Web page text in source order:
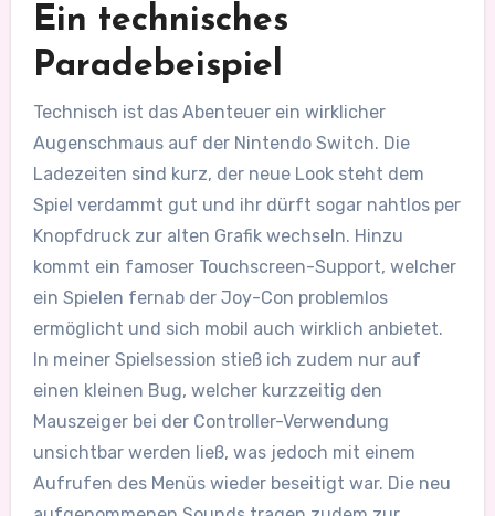
Ein technisches
Paradebeispiel
Technisch ist das Abenteuer ein wirklicher
Augenschmaus auf der Nintendo Switch. Die
Ladezeiten sind kurz, der neue Look steht dem
Spiel verdammt gut und ihr dürft sogar nahtlos per
Knopfdruck zur alten Grafik wechseln. Hinzu
kommt ein famoser Touchscreen-Support, welcher
ein Spielen fernab der Joy-Con problemlos
ermöglicht und sich mobil auch wirklich anbietet.
In meiner Spielsession stieß ich zudem nur auf
einen kleinen Bug, welcher kurzzeitig den
Mauszeiger bei der Controller-Verwendung
unsichtbar werden ließ, was jedoch mit einem
Aufrufen des Menüs wieder beseitigt war. Die neu